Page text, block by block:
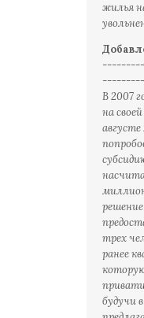
жилья
В 2007
на
августе
решение
трех
ранее
будучи